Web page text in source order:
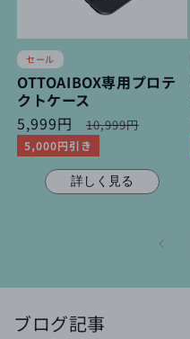
セール
OTTOAIBOX専用プロテ
クトケース
セ
ー
ル
5,999円
通
常
価
格
10,999円
5,000円引き
詳しく見る
ブログ記事